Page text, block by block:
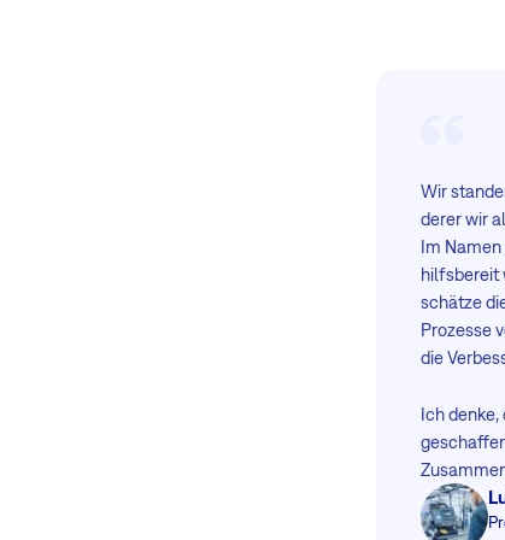
Wir
derer wir
Im
hilfsbereit
schätze
Prozesse
die
Ich